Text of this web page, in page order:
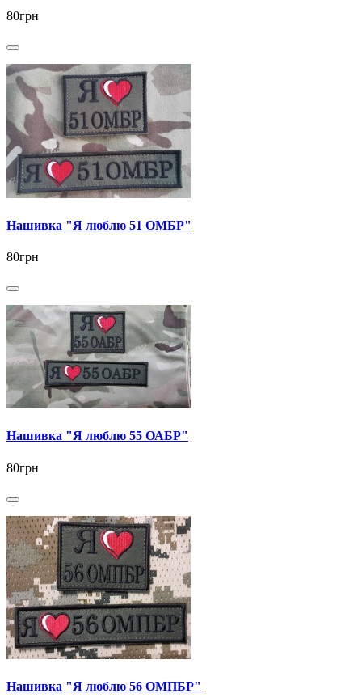
80грн
Нашивка "Я люблю 51 ОМБР"
80грн
Нашивка "Я люблю 55 ОАБР"
80грн
Нашивка "Я люблю 56 ОМПБР"